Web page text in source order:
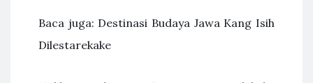
Baca juga: Destinasi Budaya Jawa Kang Isih
Dilestarekake